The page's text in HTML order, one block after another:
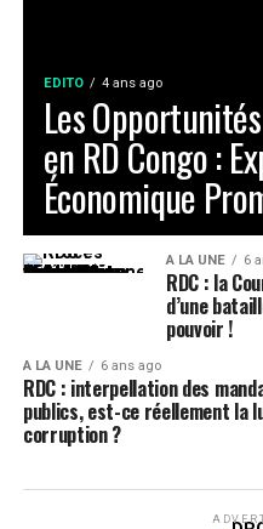
EDITO 4 ans ago
Les
en RD Congo :
Économique
A LA UNE 6
RDC : la
d’une
pouvoir !
A LA UNE 6 ans ago
RDC : interpellation des
publics, est-ce réellement la
corruption ?